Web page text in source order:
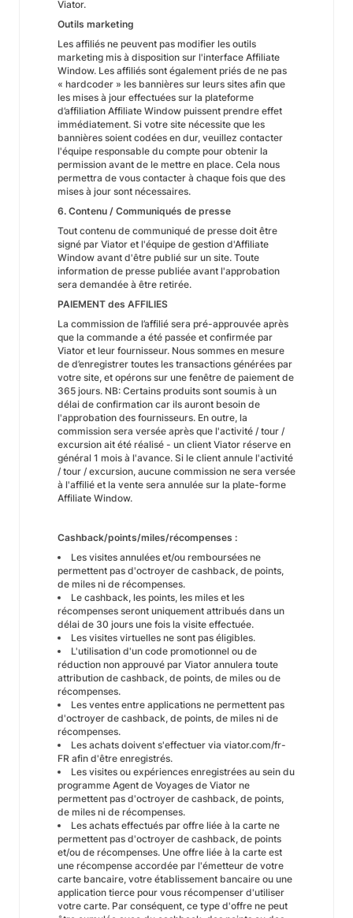
Viator.
Outils marketing
Les affiliés ne peuvent pas modifier les outils
marketing mis à disposition sur l'interface Affiliate
Window. Les affiliés sont également priés de ne pas
« hardcoder » les bannières sur leurs sites afin que
les mises à jour effectuées sur la plateforme
d’affiliation Affiliate Window puissent prendre effet
immédiatement. Si votre site nécessite que les
bannières soient codées en dur, veuillez contacter
l'équipe responsable du compte pour obtenir la
permission avant de le mettre en place. Cela nous
permettra de vous contacter à chaque fois que des
mises à jour sont nécessaires.
6. Contenu / Communiqués de presse
Tout contenu de communiqué de presse doit être
signé par Viator et l'équipe de gestion d'Affiliate
Window avant d'être publié sur un site. Toute
information de presse publiée avant l'approbation
sera demandée à être retirée.
PAIEMENT des AFFILIES
La commission de l’affilié sera pré-approuvée après
que la commande a été passée et confirmée par
Viator et leur fournisseur. Nous sommes en mesure
de d’enregistrer toutes les transactions générées par
votre site, et opérons sur une fenêtre de paiement de
365 jours. NB: Certains produits sont soumis à un
délai de confirmation car ils auront besoin de
l'approbation des fournisseurs. En outre, la
commission sera versée après que l'activité / tour /
excursion ait été réalisé - un client Viator réserve en
général 1 mois à l'avance. Si le client annule l'activité
/ tour / excursion, aucune commission ne sera versée
à l'affilié et la vente sera annulée sur la plate-forme
Affiliate Window.
Cashback/points/miles/récompenses :
Les visites annulées et/ou remboursées ne
permettent pas d'octroyer de cashback, de points,
de miles ni de récompenses.
Le cashback, les points, les miles et les
récompenses seront uniquement attribués dans un
délai de 30 jours une fois la visite effectuée.
Les visites virtuelles ne sont pas éligibles.
L'utilisation d'un code promotionnel ou de
réduction non approuvé par Viator annulera toute
attribution de cashback, de points, de miles ou de
récompenses.
Les ventes entre applications ne permettent pas
d'octroyer de cashback, de points, de miles ni de
récompenses.
Les achats doivent s'effectuer via viator.com/fr-
FR afin d'être enregistrés.
Les visites ou expériences enregistrées au sein du
programme Agent de Voyages de Viator ne
permettent pas d'octroyer de cashback, de points,
de miles ni de récompenses.
Les achats effectués par offre liée à la carte ne
permettent pas d'octroyer de cashback, de points
et/ou de récompenses. Une offre liée à la carte est
une récompense accordée par l'émetteur de votre
carte bancaire, votre établissement bancaire ou une
application tierce pour vous récompenser d'utiliser
votre carte. Par conséquent, ce type d'offre ne peut